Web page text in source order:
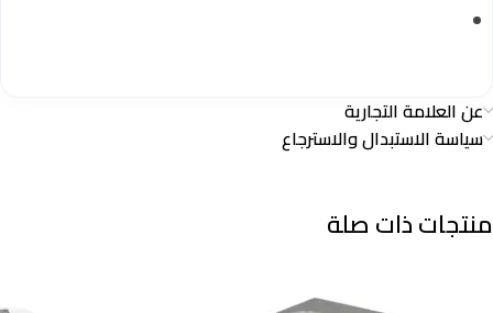
عن العلامة التجارية
سياسة الاستبدال والاسترجاع
منتجات ذات صلة